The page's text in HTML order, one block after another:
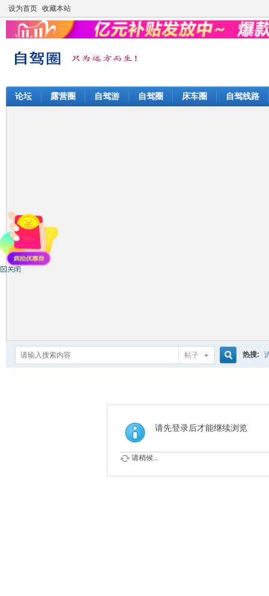
设为首页 收藏本站
论坛 露营圈 自驾游 自驾圈 床车圈 自驾线路
帖子
索
热搜:
请先登录后才能继续浏览
请稍候...